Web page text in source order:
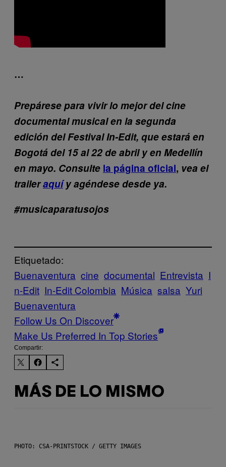
…
Prepárese para vivir lo mejor del cine
documental musical en la segunda
edición del Festival In-Edit, que estará en
Bogotá del 15 al 22 de abril y en Medellín
en mayo. Consulte la página oficial, vea el
traileraquíy agéndese desde ya.
#musicaparatusojos
Etiquetado:
Buenaventura cine documental Entrevista I
n-Edit In-Edit Colombia Música salsa Yuri
Buenaventura
Follow Us On Discover
Make Us Preferred In Top Stories
Compartir:
MÁS DE LO MISMO
PHOTO: CSA-PRINTSTOCK / GETTY IMAGES